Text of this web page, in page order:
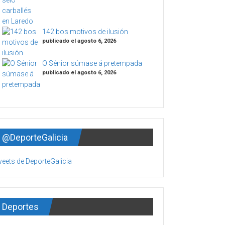
142 bos motivos de ilusión
publicado el agosto 6, 2026
O Sénior súmase á pretempada
publicado el agosto 6, 2026
@DeporteGalicia
de DeporteGalicia
Deportes